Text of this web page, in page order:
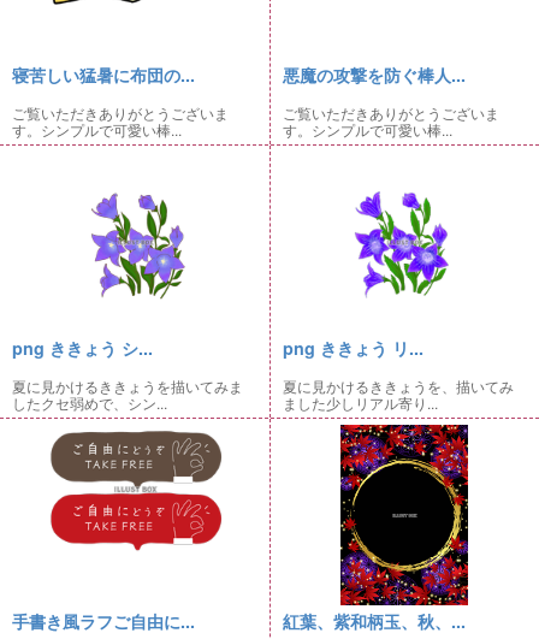
寝苦しい猛暑に布団の...
ご覧いただきありがとうございま
す。シンプルで可愛い棒...
悪魔の攻撃を防ぐ棒人...
ご覧いただきありがとうございま
す。シンプルで可愛い棒...
png ききょう シ...
夏に見かけるききょうを描いてみま
したクセ弱めで、シン...
png ききょう リ...
夏に見かけるききょうを、描いてみ
ました少しリアル寄り...
手書き風ラフご自由に... 紅葉、紫和柄玉、秋、...